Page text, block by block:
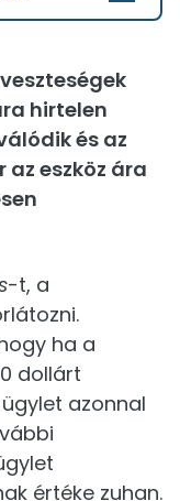
hirtelen
és az
az eszköz ára
-t, a
ha a
dollárt
azonnal
értéke zuhan.